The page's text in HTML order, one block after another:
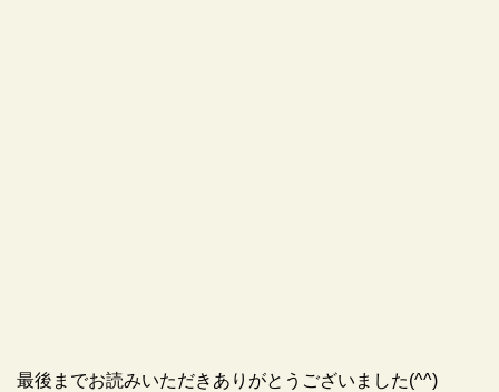
最後までお読みいただきありがとうございました(^^)